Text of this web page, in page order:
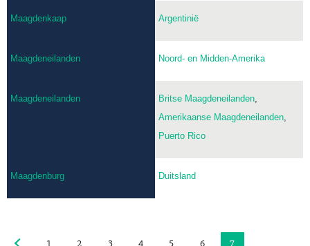
Maagdenkaap Argentinië
Maagdeneilanden Noord- en Midden-Amerika
Maagdeneilanden Britse Maagdeneilanden,
Amerikaanse Maagdeneilanden,
Puerto Rico
Maagdenburg Duitsland
1 2 3 4 5 6 7